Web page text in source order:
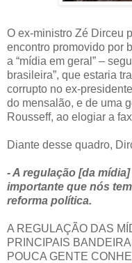
O ex-ministro Zé Dirceu
encontro promovido por
a “mídia em geral” –
brasileira”, que estaria
corrupto no ex-
do mensalão, e de uma
Rousseff, ao elogiar a
Diante desse quadro,
- A regulação [da
importante que nós
reforma política.
A REGULAÇÃO DAS
PRINCIPAIS
POUCA GENTE